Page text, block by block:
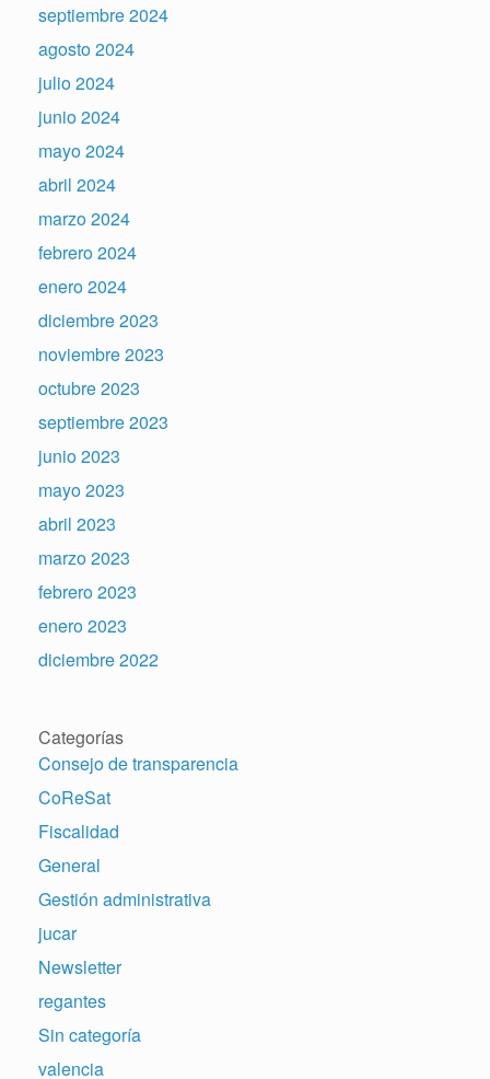
septiembre 2024
agosto 2024
julio 2024
junio 2024
mayo 2024
abril 2024
marzo 2024
febrero 2024
enero 2024
diciembre 2023
noviembre 2023
octubre 2023
septiembre 2023
junio 2023
mayo 2023
abril 2023
marzo 2023
febrero 2023
enero 2023
diciembre 2022
Categorías
Consejo de transparencia
CoReSat
Fiscalidad
General
Gestión administrativa
jucar
Newsletter
regantes
Sin categoría
valencia